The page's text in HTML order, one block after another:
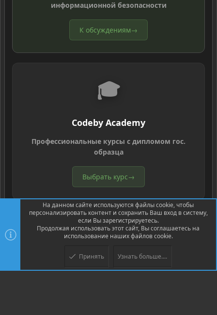
информационной безопасности
К обсуждениям→
🎓
Codeby Academy
Профессиональные курсы с дипломом гос.
образца
Выбрать курс→
Community platform by XenForo ® © 2010-2026 XenForo Ltd.
© Jason Axelrod of 8WAYRUN
На данном сайте используются файлы cookie, чтобы
персонализировать контент и сохранить Ваш вход в систему,
если Вы зарегистрируетесь.
Продолжая использовать этот сайт, Вы соглашаетесь на
использование наших файлов cookie.
Принять Узнать больше....